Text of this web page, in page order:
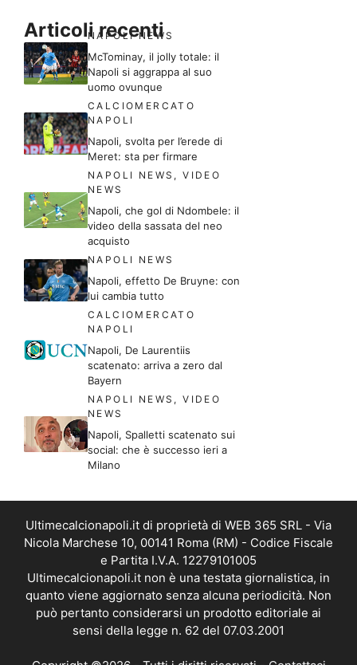
Articoli recenti
NAPOLI NEWS
McTominay, il jolly totale: il
Napoli si aggrappa al suo
uomo ovunque
CALCIOMERCATO
NAPOLI
Napoli, svolta per l’erede di
Meret: sta per firmare
NAPOLI NEWS ,VIDEO
NEWS
Napoli, che gol di Ndombele: il
video della sassata del neo
acquisto
NAPOLI NEWS
Napoli, effetto De Bruyne: con
lui cambia tutto
CALCIOMERCATO
NAPOLI
Napoli, De Laurentiis
scatenato: arriva a zero dal
Bayern
NAPOLI NEWS ,VIDEO
NEWS
Napoli, Spalletti scatenato sui
social: che è successo ieri a
Milano
Ultimecalcionapoli.it di proprietà di WEB 365 SRL - Via
Nicola Marchese 10, 00141 Roma (RM) - Codice Fiscale
e Partita I.V.A. 12279101005
Ultimecalcionapoli.it non è una testata giornalistica, in
quanto viene aggiornato senza alcuna periodicità. Non
può pertanto considerarsi un prodotto editoriale ai
sensi della legge n. 62 del 07.03.2001